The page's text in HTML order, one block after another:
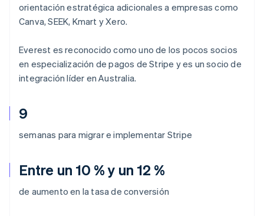
9
semanas para migrar e implementar Stripe
Entre un 10 % y un 12 %
de aumento en la tasa de conversión
orientación estratégica adicionales a empresas como
Canva, SEEK, Kmart y Xero.
Everest es reconocido como uno de los pocos socios
en especialización de pagos de Stripe y es un socio de
integración líder en Australia.